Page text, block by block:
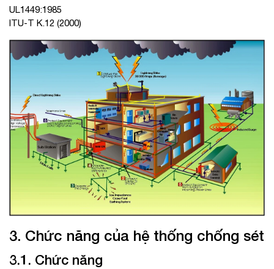
UL1449:1985
ITU-T K.12 (2000)
3. Chức năng của hệ thống chống sét
3.1. Chức năng